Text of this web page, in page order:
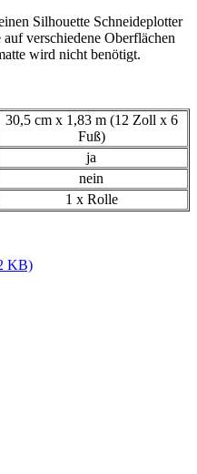
Silhouette Schneideplotter
verschiedene Oberflächen
wird nicht benötigt.
30,5 cm x 1,83 m (12 Zoll x 6
Fuß)
ja
nein
1 x Rolle
KB)